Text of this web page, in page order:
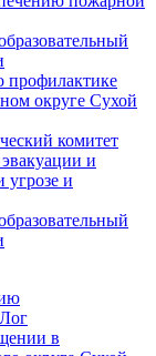
профилактике
округе Сухой
комитет
и
угрозе и
в